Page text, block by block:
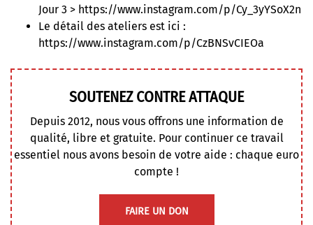
Jour 3 > https://www.instagram.com/p/Cy_3yYSoX2n
Le détail des ateliers est ici :
https://www.instagram.com/p/CzBNSvCIEOa
SOUTENEZ CONTRE ATTAQUE
Depuis 2012, nous vous offrons une information de
qualité, libre et gratuite. Pour continuer ce travail
essentiel nous avons besoin de votre aide : chaque euro
compte !
FAIRE UN DON